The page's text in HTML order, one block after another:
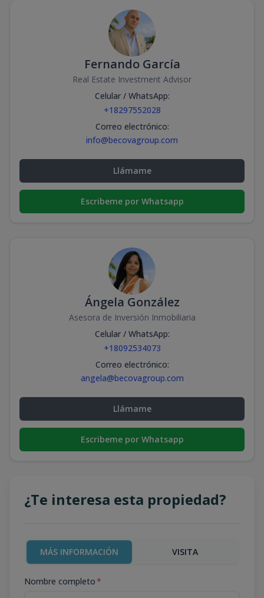
Fernando García
Real Estate Investment Advisor
Celular / WhatsApp:
+18297552028
Correo electrónico:
info@becovagroup.com
Llámame
Escribeme por Whatsapp
Ángela González
Asesora de Inversión Inmobiliaria
Celular / WhatsApp:
+18092534073
Correo electrónico:
angela@becovagroup.com
Llámame
Escribeme por Whatsapp
¿Te interesa esta propiedad?
MÁS INFORMACIÓN VISITA
Nombre completo*